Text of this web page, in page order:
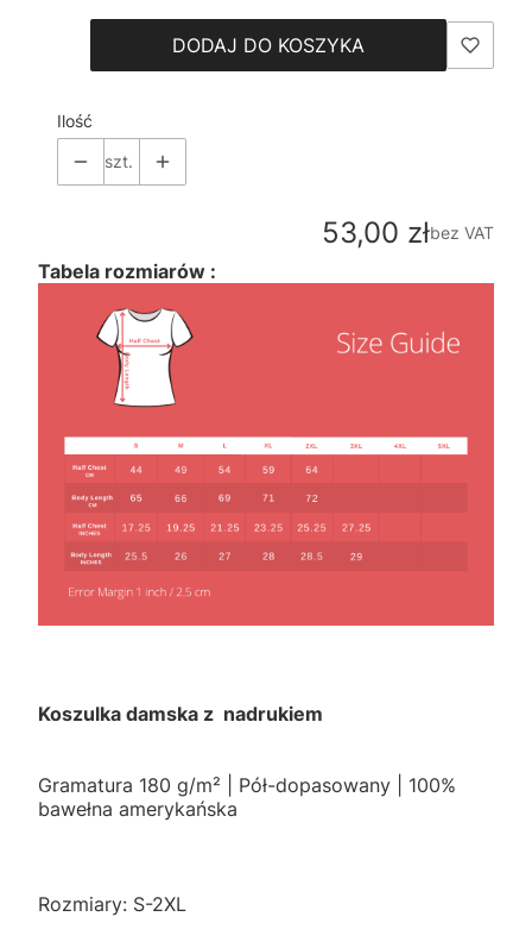
DODAJ DO KOSZYKA
Ilość
szt.
Cena
53,00 złbez VAT
Tabela rozmiarów :
Koszulka damska z nadrukiem
Gramatura 180 g/m² | Pół-dopasowany | 100%
bawełna amerykańska
Rozmiary: S-2XL